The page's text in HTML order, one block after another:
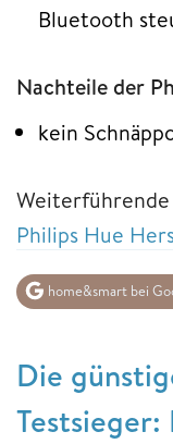
Bluetooth
Nachteile der
kein
Philips Hue
home&smart bei
Die
Testsieger: